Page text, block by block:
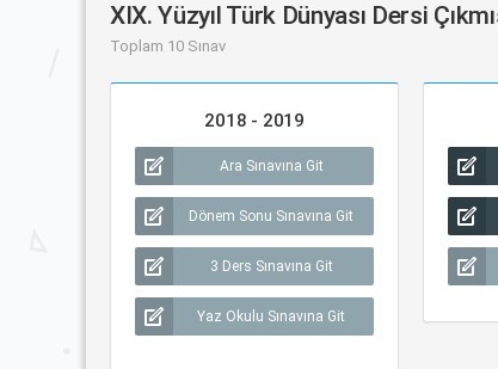
XIX. Yüzyıl Türk Dünyası Dersi
Toplam 10 Sınav
2018 - 2019
Ara Sınavına Git
Dönem Sonu Sınavına Git
3 Ders Sınavına Git
Yaz Okulu Sınavına Git